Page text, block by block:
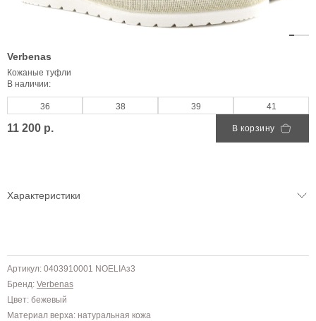
Verbenas
Кожаные туфли
В наличии:
36 38 39 41
11 200 р. В корзину
Характеристики
Артикул: 0403910001 NOELIAз3
Бренд: Verbenas
Цвет: бежевый
Материал верха: натуральная кожа